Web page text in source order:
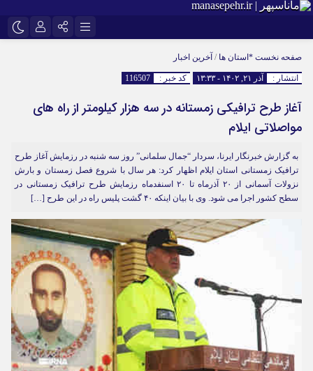
اینستاگرام
سروش
ایتا
آپارات رمز عبور
مرا به خاطر بسپار
صفحه نخست *استان ها / آخرین اخبار
انتشار : آذر ۲۱, ۱۴۰۲ - ۱۳:۳۳ کد خبر : 116507
آغاز طرح ترافیکی زمستانه در سه هزار کیلومتر از راه های
مواصلاتی ایلام
به گزارش خبرنگار ایرنا، سردار “جمال سلمانی” روز سه شنبه در رزمایش آغاز طرح
ترافیک زمستانی استان ایلام اظهار کرد: هر سال با شروع فصل زمستان و بارش
نزولات آسمانی از ۲۰ آذرماه تا ۲۰ اسنفدماه رزمایش طرح ترافیک زمستانی در
سطح کشور اجرا می شود. وی با بیان اینکه ۴۰ گشت پلیس راه در این طرح […]